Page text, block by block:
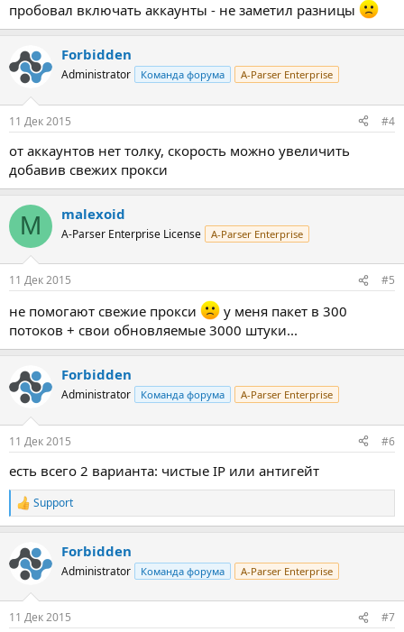
пробовал включать аккаунты - не заметил разницы
Forbidden
Administrator Команда форума A-Parser Enterprise
11 Дек 2015 #4
от аккаунтов нет толку, скорость можно увеличить
добавив свежих прокси
M malexoid
A-Parser Enterprise License A-Parser Enterprise
11 Дек 2015 #5
не помогают свежие прокси
у меня пакет в 300
потоков + свои обновляемые 3000 штуки...
Forbidden
Administrator Команда форума A-Parser Enterprise
11 Дек 2015 #6
есть всего 2 варианта: чистые IP или антигейт
Р
е
к
ц
и
Support
Forbidden
Administrator Команда форума A-Parser Enterprise
11 Дек 2015 #7